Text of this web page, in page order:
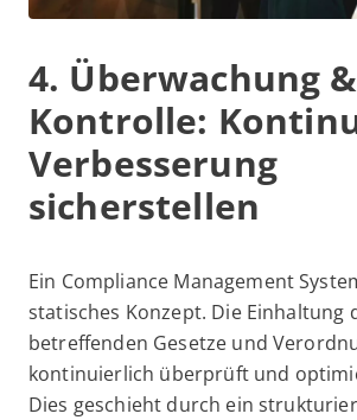
4. Überwachung &
Kontrolle:
Verbesserung
sicherstellen
Ein Compliance Management
statisches Konzept. Die Einhaltung
betreffenden Gesetze und
kontinuierlich überprüft und
Dies geschieht durch ein